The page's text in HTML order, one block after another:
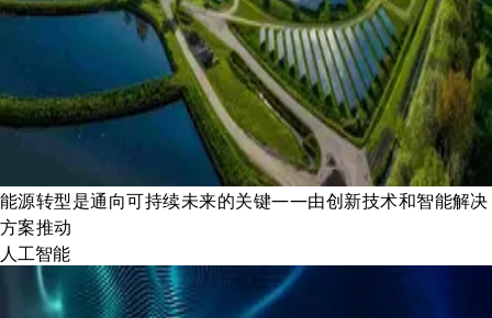
能源转型是通向可持续未来的关键——由创新技术和智能解决
方案推动
人工智能